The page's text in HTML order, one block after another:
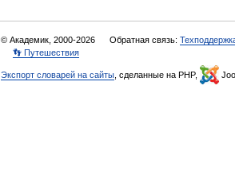
© Академик, 2000-2026 Обратная связь:
👣 Путешествия
Экспорт словарей на сайты , сделанные на PHP,